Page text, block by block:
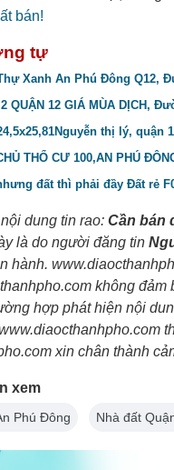
bán!
tự
Xanh An Phú Đông Q12,
QUẬN 12 GIÁ MÙA DỊCH,
thị lý, quận
THỔ CƯ 100,AN PHÚ
đất thì phải đầy Đất rẻ
dung tin rao: Cần bán
là do người đăng tin
hành.
không
hợp phát hiện nội
xin chân thành
xem
Phú Đông Nhà đất